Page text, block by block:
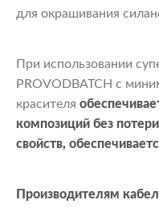
для окрашивания
При использовании
PROVODBATCH с
красителя
композиций без
свойств,
Производителям